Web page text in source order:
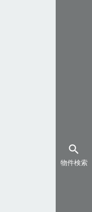
search
物件検索